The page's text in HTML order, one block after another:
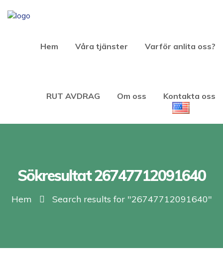
Hem Våra tjänster Varför anlita oss?
RUT AVDRAG Om oss Kontakta oss
Sökresultat 26747712091640
Hem Search results for "26747712091640"